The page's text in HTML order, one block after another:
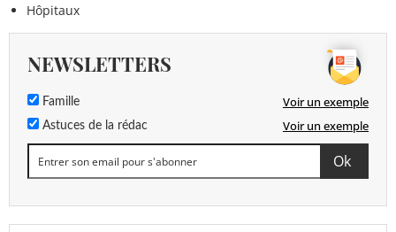
Hôpitaux
NEWSLETTERS
Famille Voir un exemple
Astuces de la rédac Voir un exemple